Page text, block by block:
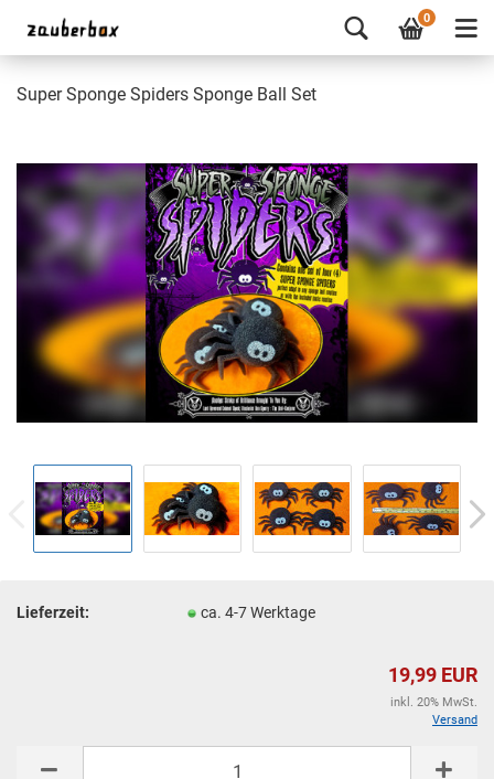
0
Super Sponge Spiders Sponge Ball Set
Lieferzeit: ca. 4-7 Werktage
19,99 EUR
inkl. 20% MwSt.
Versand